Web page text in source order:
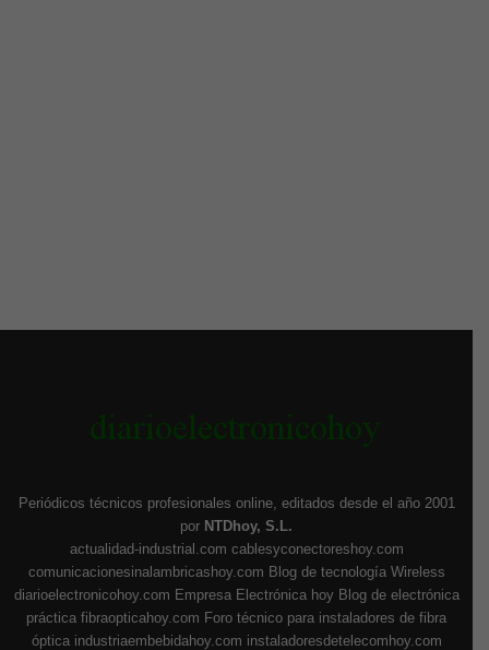
Periódicos técnicos profesionales online, editados desde el año 2001
por NTDhoy, S.L.
actualidad-industrial.com cablesyconectoreshoy.com
comunicacionesinalambricashoy.com Blog de tecnología Wireless
diarioelectronicohoy.com Empresa Electrónica hoy Blog de electrónica
práctica fibraopticahoy.com Foro técnico para instaladores de fibra
óptica industriaembebidahoy.com instaladoresdetelecomhoy.com